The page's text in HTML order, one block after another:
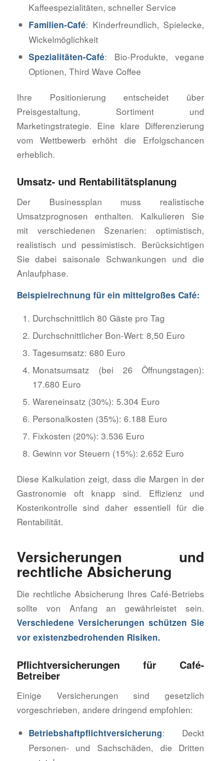
Kaffeespezialitäten, schneller Service
Familien-Café: Kinderfreundlich, Spielecke,
Wickelmöglichkeit
Spezialitäten-Café: Bio-Produkte, vegane
Optionen, Third Wave Coffee
Ihre Positionierung entscheidet über
Preisgestaltung, Sortiment und
Marketingstrategie. Eine klare Differenzierung
vom Wettbewerb erhöht die Erfolgschancen
erheblich.
Umsatz- und Rentabilitätsplanung
Der Businessplan muss realistische
Umsatzprognosen enthalten. Kalkulieren Sie
mit verschiedenen Szenarien: optimistisch,
realistisch und pessimistisch. Berücksichtigen
Sie dabei saisonale Schwankungen und die
Anlaufphase.
Beispielrechnung für ein mittelgroßes Café:
Durchschnittlich 80 Gäste pro Tag
Durchschnittlicher Bon-Wert: 8,50 Euro
Tagesumsatz: 680 Euro
Monatsumsatz (bei 26 Öffnungstagen):
17.680 Euro
Wareneinsatz (30%): 5.304 Euro
Personalkosten (35%): 6.188 Euro
Fixkosten (20%): 3.536 Euro
Gewinn vor Steuern (15%): 2.652 Euro
Diese Kalkulation zeigt, dass die Margen in der
Gastronomie oft knapp sind. Effizienz und
Kostenkontrolle sind daher essentiell für die
Rentabilität.
Versicherungen und
rechtliche Absicherung
Die rechtliche Absicherung Ihres Café-Betriebs
sollte von Anfang an gewährleistet sein.
Verschiedene Versicherungen schützen Sie
vor existenzbedrohenden Risiken.
Pflichtversicherungen für Café-
Betreiber
Einige Versicherungen sind gesetzlich
vorgeschrieben, andere dringend empfohlen:
Betriebshaftpflichtversicherung: Deckt
Personen- und Sachschäden, die Dritten